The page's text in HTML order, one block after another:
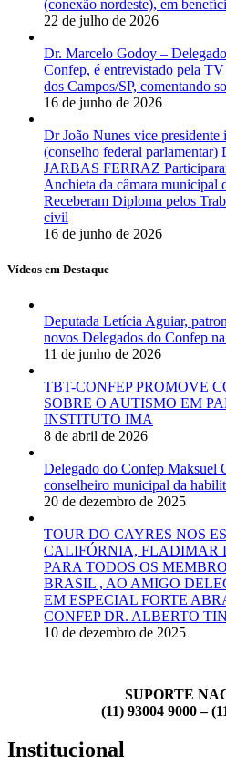
(conexão nordeste), em
22 de julho de 2026
Dr. Marcelo Godoy –
Confep, é entrevistado pela
dos Campos/SP, comentando
16 de junho de 2026
Dr João Nunes vice
(conselho federal parlamentar)
JARBAS FERRAZ
Anchieta da câmara municipal
Receberam Diploma pelos
civil
16 de junho de 2026
Vídeos em Destaque
Deputada Letícia Aguiar,
novos Delegados do Confep
11 de junho de 2026
TBT-CONFEP PROMOVE
SOBRE O AUTISMO EM
INSTITUTO IMA
8 de abril de 2026
Delegado do Confep Maksuel
conselheiro municipal da
20 de dezembro de 2025
TOUR DO CAYRES NOS
CALIFÓRNIA, FLADIMAR
PARA TODOS OS
BRASIL , AO AMIGO
EM ESPECIAL FORTE
CONFEP DR. ALBERTO
10 de dezembro de 2025
SUPORTE
(11) 93004 9000 –
Institucional